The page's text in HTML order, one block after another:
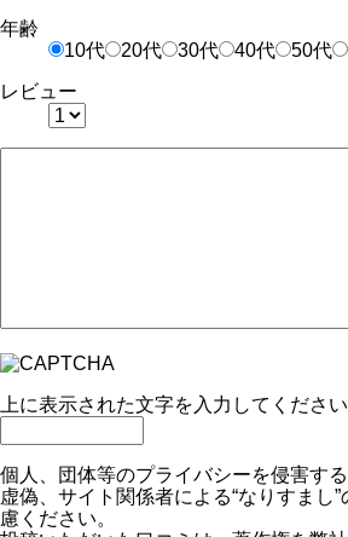
年齢
10代
20代 30代 40代 50代
レビュー
上に表示された文字を入力してください
個人、団体等のプライバシーを侵害す
虚偽、サイト関係者による“なりすまし
慮ください。